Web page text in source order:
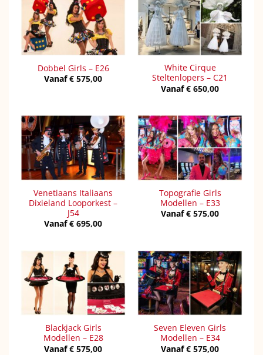
Dobbel Girls – E26
Vanaf€ 575,00
White Cirque
Steltenlopers – C21
Vanaf€ 650,00
Venetiaans Italiaans
Dixieland Looporkest –
J54
Vanaf€ 695,00
Topografie Girls
Modellen – E33
Vanaf€ 575,00
Blackjack Girls
Modellen – E28
Vanaf€ 575,00
Seven Eleven Girls
Modellen – E34
Vanaf€ 575,00